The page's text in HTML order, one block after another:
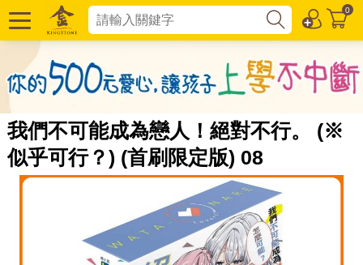
0
我們不可能成為戀人！絕對不行。 (※
似乎可行？) (首刷限定版) 08